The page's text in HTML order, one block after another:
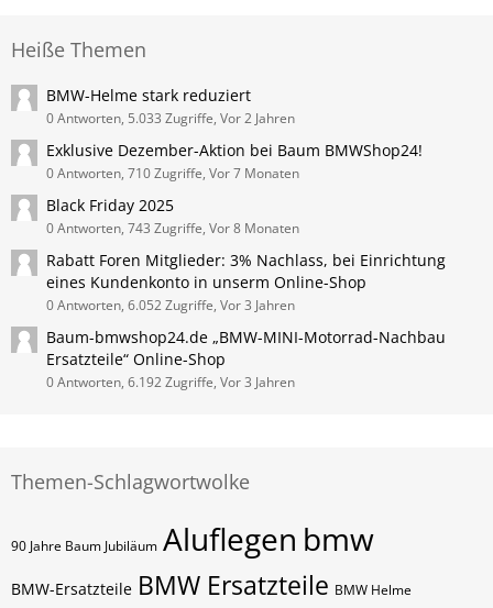
Heiße Themen
BMW-Helme stark reduziert
0 Antworten, 5.033 Zugriffe, Vor 2 Jahren
Exklusive Dezember-Aktion bei Baum BMWShop24!
0 Antworten, 710 Zugriffe, Vor 7 Monaten
Black Friday 2025
0 Antworten, 743 Zugriffe, Vor 8 Monaten
Rabatt Foren Mitglieder: 3% Nachlass, bei Einrichtung
eines Kundenkonto in unserm Online-Shop
0 Antworten, 6.052 Zugriffe, Vor 3 Jahren
Baum-bmwshop24.de „BMW-MINI-Motorrad-Nachbau
Ersatzteile“ Online-Shop
0 Antworten, 6.192 Zugriffe, Vor 3 Jahren
Themen-Schlagwortwolke
90 Jahre Baum Jubiläum Aluflegen bmw
BMW-Ersatzteile BMW Ersatzteile BMW Helme